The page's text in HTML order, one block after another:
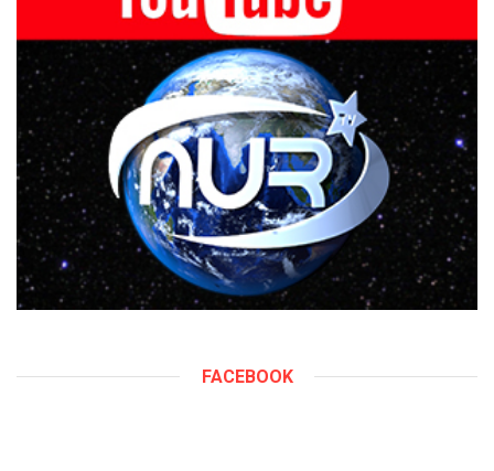
FACEBOOK